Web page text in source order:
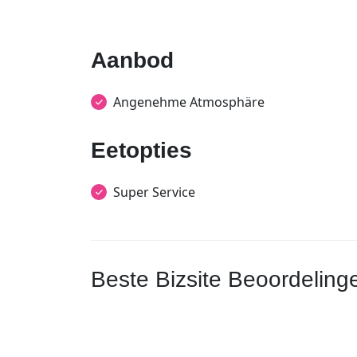
Aanbod
Angenehme Atmosphäre
Eetopties
Super Service
Beste Bizsite